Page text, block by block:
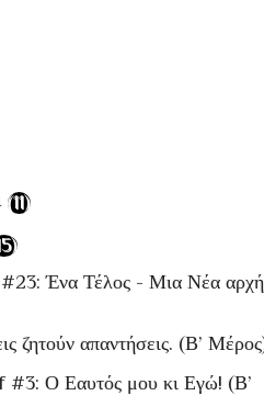
(11)
#23: Ένα Τέλος - Μια Νέα
ζητούν απαντήσεις. (Β’
Ο Εαυτός μου κι Εγώ! (Β’